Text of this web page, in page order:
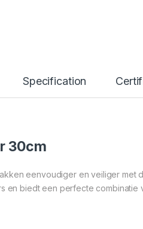
Specification
30cm
eenvoudiger en veiliger met
biedt een perfecte combinatie